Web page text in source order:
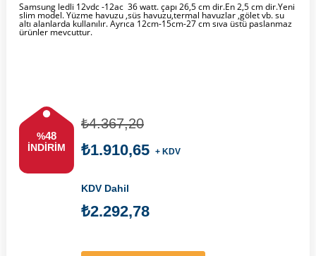
Samsung ledli 12vdc -12ac 36 watt. çapı 26,5 cm dir.En 2,5 cm dir.Yeni
slim model. Yüzme havuzu ,süs havuzu,termal havuzlar ,gölet vb. su
altı alanlarda kullanılır. Ayrıca 12cm-15cm-27 cm sıva üstü paslanmaz
ürünler mevcuttur.
%48
İNDIRIM
₺4.367,20
₺1.910,65 + KDV
KDV Dahil
₺2.292,78